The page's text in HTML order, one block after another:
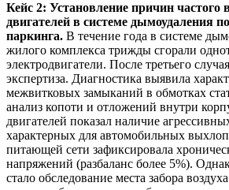
Кейс 2: Установление причин частого
двигателей в системе дымоудаления
паркинга. В течение года в системе
жилого комплекса трижды сгорали
электродвигатели. После третьего
экспертиза. Диагностика выявила
межвитковых замыканий в обмотках
анализ копоти и отложений внутри
двигателей показал наличие
характерных для автомобильных
питающей сети зафиксировала
напряжений (разбаланс более 5%).
стало обследование места забора